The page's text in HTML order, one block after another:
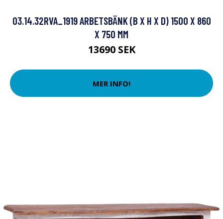
03.14.32RVA_1919 ARBETSBÄNK (B X H X D) 1500 X 860
X 750 MM
13690 SEK
MER INFO!